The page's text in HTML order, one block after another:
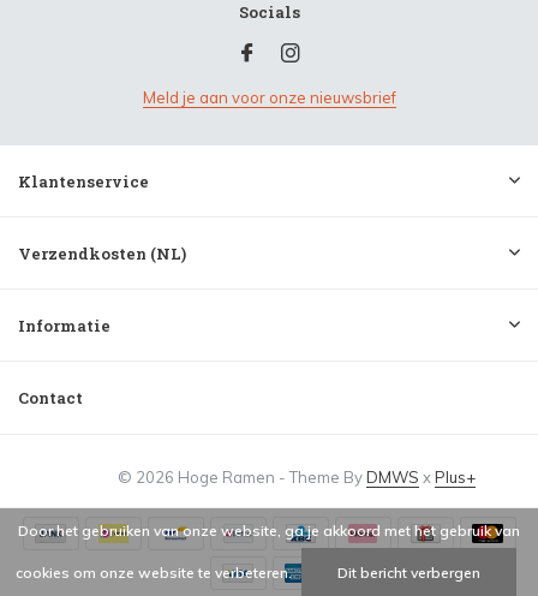
Socials
Meld je aan voor onze nieuwsbrief
Klantenservice
Verzendkosten (NL)
Informatie
Contact
© 2026 Hoge Ramen - Theme ByDMWS xPlus+
Door het gebruiken van onze website, ga je akkoord met het gebruik van
cookies om onze website te verbeteren. Dit bericht verbergen